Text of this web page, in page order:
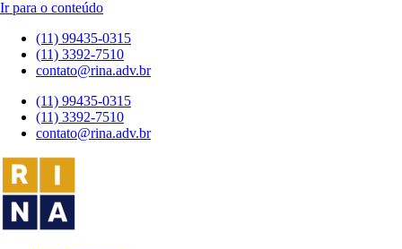
Ir para o conteúdo
(11) 99435-0315
(11) 3392-7510
contato@rina.adv.br
(11) 99435-0315
(11) 3392-7510
contato@rina.adv.br